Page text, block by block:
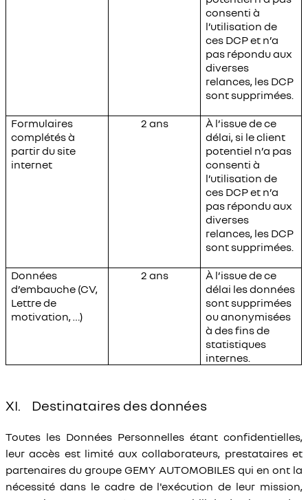
consenti à
l’utilisation de
ces DCP et n’a
pas répondu aux
diverses
relances, les DCP
sont supprimées.
Formulaires
complétés à
partir du site
internet
2 ans
À l’issue de ce
délai, si le client
potentiel n’a pas
consenti à
l’utilisation de
ces DCP et n’a
pas répondu aux
diverses
relances, les DCP
sont supprimées.
Données
d’embauche (CV,
Lettre de
motivation, …)
2 ans
À l’issue de ce
délai les données
sont supprimées
ou anonymisées
à des fins de
statistiques
internes.
XI. Destinataires des données
Toutes les Données Personnelles étant confidentielles,
leur accès est limité aux collaborateurs, prestataires et
partenaires du groupe GEMY AUTOMOBILES qui en ont la
nécessité dans le cadre de l'exécution de leur mission,